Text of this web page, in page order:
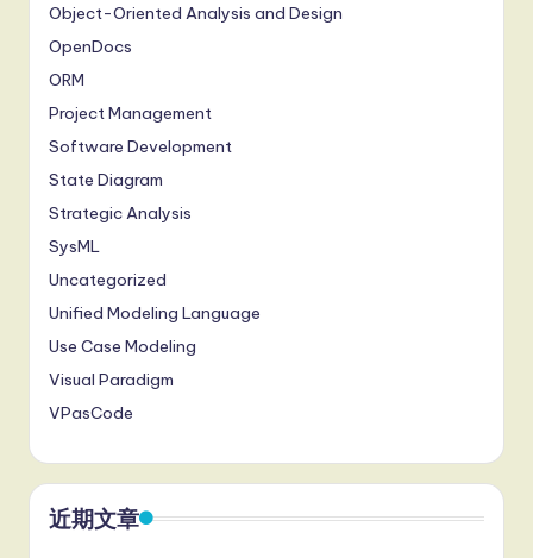
Object-Oriented Analysis and Design
OpenDocs
ORM
Project Management
Software Development
State Diagram
Strategic Analysis
SysML
Uncategorized
Unified Modeling Language
Use Case Modeling
Visual Paradigm
VPasCode
近期文章